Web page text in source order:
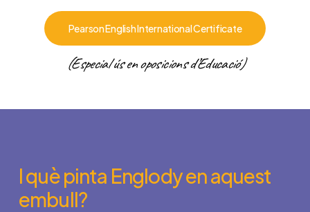
Pearson English International Certificate
(Especial ús en oposicions d’Educació)
I què pinta Englody en aquest
embull?